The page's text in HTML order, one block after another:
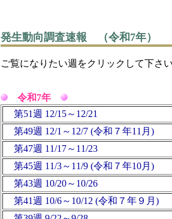
発生動向調査速報 （令和7年）
ご覧になりたい週をクリックして下さ
令和7年
第51週 12/15～12/21
第49週 12/1～12/7 (令和７年11月)
第47週 11/17～11/23
第45週 11/3～11/9 (令和７年10月)
第43週 10/20～10/26
第41週 10/6～10/12 (令和７年９月)